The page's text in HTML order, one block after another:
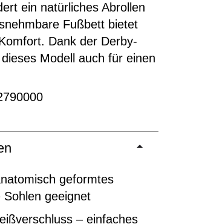
ein natürliches Abrollen
Fußbett bietet
Dank der Derby-
Modell auch für einen
geformtes
geeignet
– einfaches